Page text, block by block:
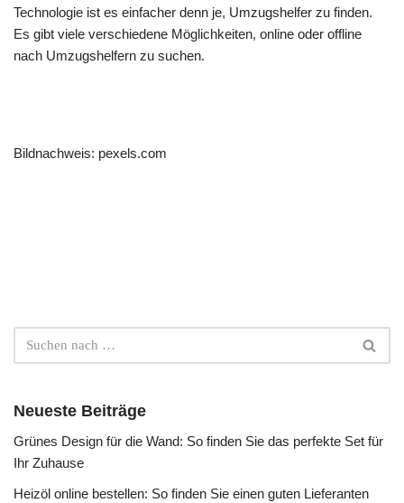
Technologie ist es einfacher denn je, Umzugshelfer zu finden.
Es gibt viele verschiedene Möglichkeiten, online oder offline
nach Umzugshelfern zu suchen.
Bildnachweis: pexels.com
Neueste Beiträge
Grünes Design für die Wand: So finden Sie das perfekte Set für
Ihr Zuhause
Heizöl online bestellen: So finden Sie einen guten Lieferanten